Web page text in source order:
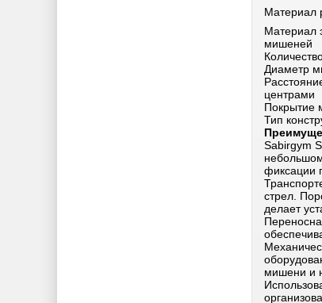
Материал
Материал
мишеней
Диаметр
центрами
Покрытие
Тип
Sabirgym
фиксации
стрел.
делает
мишени и